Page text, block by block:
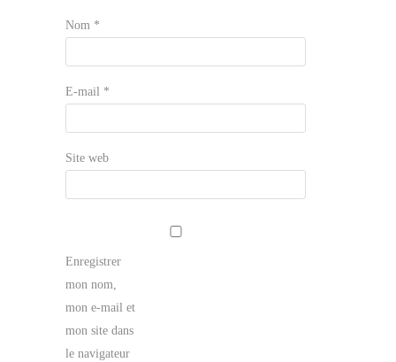
Nom *
E-mail *
Site web
Enregistrer
mon nom,
mon e-mail et
mon site dans
le navigateur